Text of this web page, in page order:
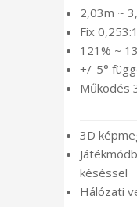
2,03m ~
Fix
121% ~
+/-5°
Működés
3D
késéssel
Hálózati